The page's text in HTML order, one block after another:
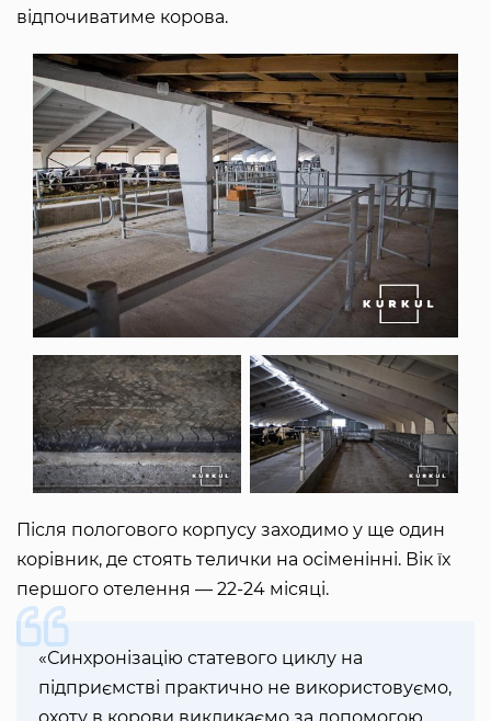
відпочиватиме корова.
Після пологового корпусу заходимо у ще один
корівник, де стоять телички на осіменінні. Вік їх
першого отелення — 22-24 місяці.
«Синхронізацію статевого циклу на
підприємстві практично не використовуємо,